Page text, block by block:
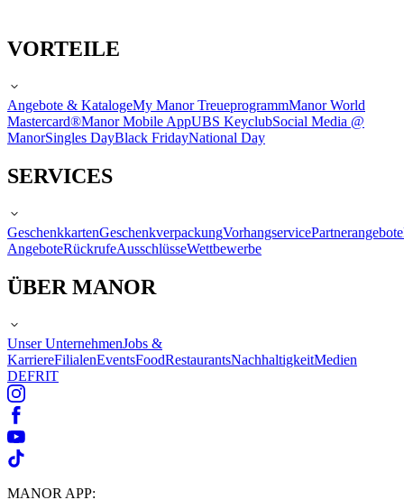
VORTEILE
Angebote & KatalogeMy Manor TreueprogrammManor World
Mastercard®Manor Mobile AppUBS KeyclubSocial Media @
ManorSingles DayBlack FridayNational Day
SERVICES
GeschenkkartenGeschenkverpackungVorhangservicePartnerangebote
AngeboteRückrufeAusschlüsseWettbewerbe
ÜBER MANOR
Unser UnternehmenJobs &
KarriereFilialenEventsFoodRestaurantsNachhaltigkeitMedien
DEFRIT
MANOR APP: